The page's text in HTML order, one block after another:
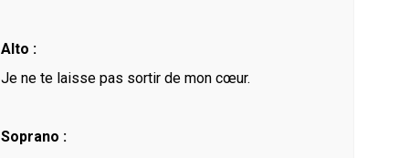
Alto :
Je ne te laisse pas sortir de mon cœur.
Soprano :